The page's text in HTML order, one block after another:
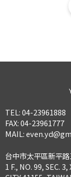
TEL:04-23961888
FAX:04-23961777
MAIL:
台中市太平區新平
1 F., NO. 99, SEC.